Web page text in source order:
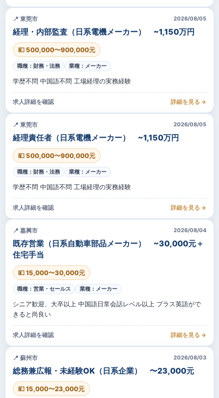
📍 東莞市 2026/08/05
経理・内部監査（日系電機メーカー） ~1,150万円
💴 500,000〜900,000元
職種：財務・法務 業種：メーカー
学歴不問 中国語不問 工場経理の実務経験
求人詳細を確認 詳細を見る →
📍 東莞市 2026/08/05
経理責任者（日系電機メーカー） ~1,150万円
💴 500,000〜900,000元
職種：財務・法務 業種：メーカー
学歴不問 中国語不問 工場経理の実務経験
求人詳細を確認 詳細を見る →
📍 嘉興市 2026/08/04
既存営業（日系自動車部品メーカー） ~30,000元＋
住宅手当
💴 15,000〜30,000元
職種：営業・セールス 業種：メーカー
シニア歓迎、大卒以上 中国語日常会話レベル以上 プラス英語がで
きると尚良い
求人詳細を確認 詳細を見る →
📍 蘇州市 2026/08/03
総務兼広報・未経験OK（日系企業） 〜23,000元
💴 15,000〜23,000元